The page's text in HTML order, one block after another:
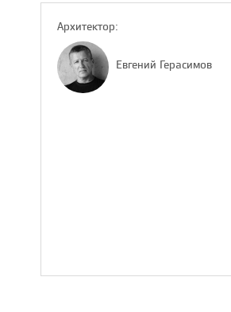
Архитектор:
Евгений Герасимов